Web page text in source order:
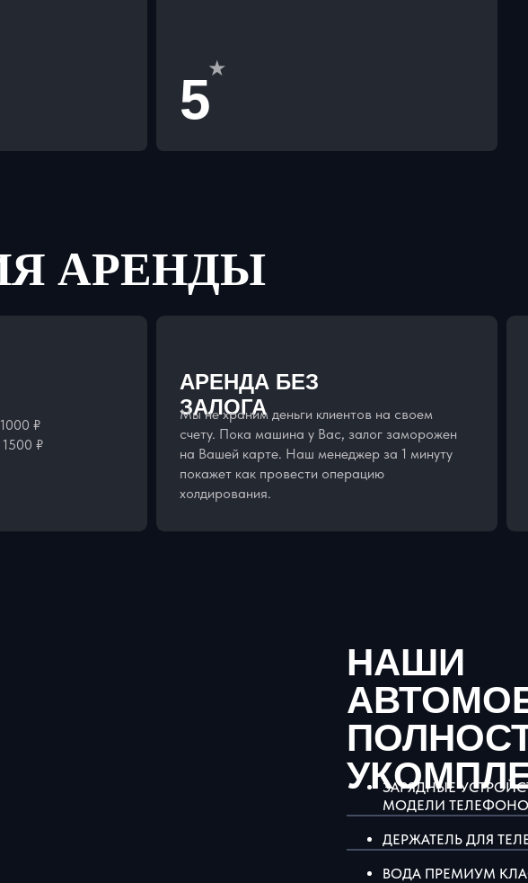
5
★
АРЕНДЫ
₽
₽
АРЕНДА БЕЗ
ЗАЛОГА
Мы не храним деньги клиентов на своем
счету. Пока машина у Вас, залог заморожен
на Вашей карте. Наш менеджер за 1 минуту
покажет как провести операцию
холдирования.
НАШИ
ЗАРЯДНЫЕ
МОДЕЛИ
ДЕРЖАТЕЛЬ ДЛЯ
ВОДА ПРЕМИУМ